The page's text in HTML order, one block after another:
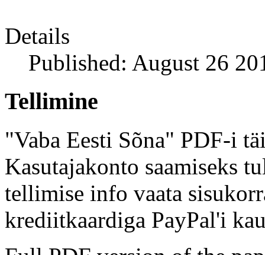
Details
Published: August 26
Tellimine
"Vaba Eesti Sõna" PDF-i
Kasutajakonto saamiseks
tellimise info vaata
krediitkaardiga PayPal'i